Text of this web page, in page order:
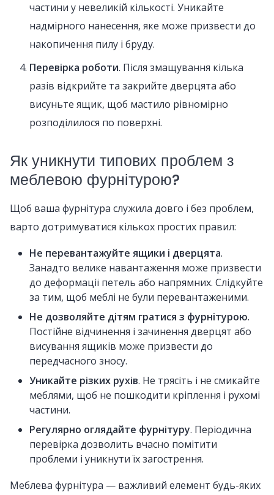
частини у невеликій кількості. Уникайте
надмірного нанесення, яке може призвести до
накопичення пилу і бруду.
Перевірка роботи. Після змащування кілька
разів відкрийте та закрийте дверцята або
висуньте ящик, щоб мастило рівномірно
розподілилося по поверхні.
Як уникнути типових проблем з
меблевою фурнітурою?
Щоб ваша фурнітура служила довго і без проблем,
варто дотримуватися кількох простих правил:
Не перевантажуйте ящики і дверцята.
Занадто велике навантаження може призвести
до деформації петель або напрямних. Слідкуйте
за тим, щоб меблі не були перевантаженими.
Не дозволяйте дітям гратися з фурнітурою.
Постійне відчинення і зачинення дверцят або
висування ящиків може призвести до
передчасного зносу.
Уникайте різких рухів. Не трясіть і не смикайте
меблями, щоб не пошкодити кріплення і рухомі
частини.
Регулярно оглядайте фурнітуру. Періодична
перевірка дозволить вчасно помітити
проблеми і уникнути їх загострення.
Меблева фурнітура — важливий елемент будь-яких